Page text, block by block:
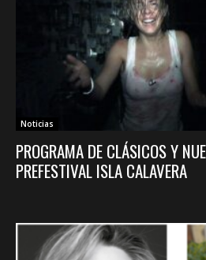
Noticias
PROGRAMA DE CLÁSICOS Y
PREFESTIVAL ISLA CALAVERA